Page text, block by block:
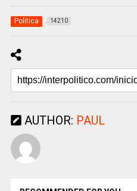
Politica 14210
AUTHOR: PAUL